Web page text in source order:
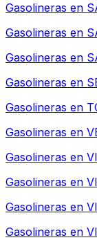
Gasolineras en
Gasolineras en
Gasolineras en
Gasolineras en
Gasolineras en
Gasolineras en
Gasolineras en
Gasolineras en
Gasolineras en
Gasolineras en